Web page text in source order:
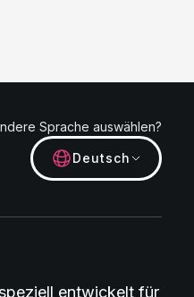
Sprache auswählen?
Deutsch
entwickelt für